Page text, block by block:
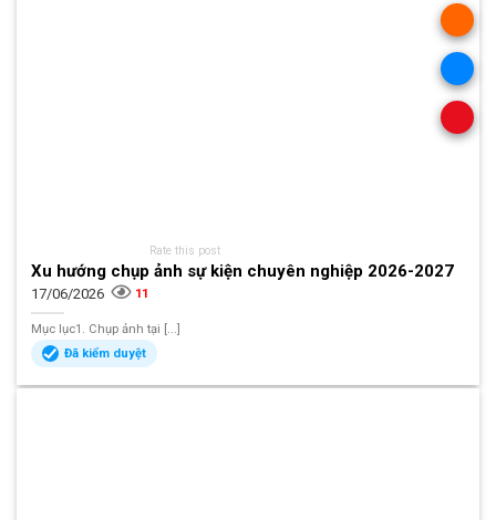
Rate this post
Xu hướng chụp ảnh sự kiện chuyên nghiệp 2026-2027
17/06/2026 11
Mục lục1. Chụp ảnh tại [...]
Đã kiểm duyệt